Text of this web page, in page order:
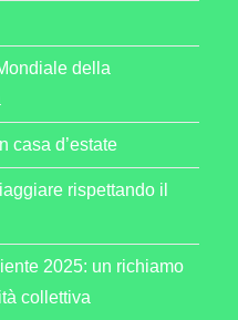
della
casa d’estate
rispettando il
2025: un richiamo
collettiva